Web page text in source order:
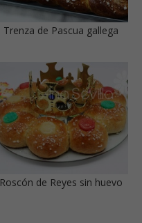
Trenza de Pascua gallega
Roscón de Reyes sin huevo